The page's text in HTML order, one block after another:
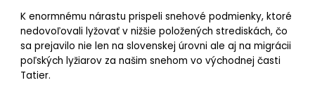
K enormnému nárastu prispeli snehové podmienky, ktoré
nedovoľovali lyžovať v nižšie položených strediskách, čo
sa prejavilo nie len na slovenskej úrovni ale aj na migrácii
poľských lyžiarov za našim snehom vo východnej časti
Tatier.